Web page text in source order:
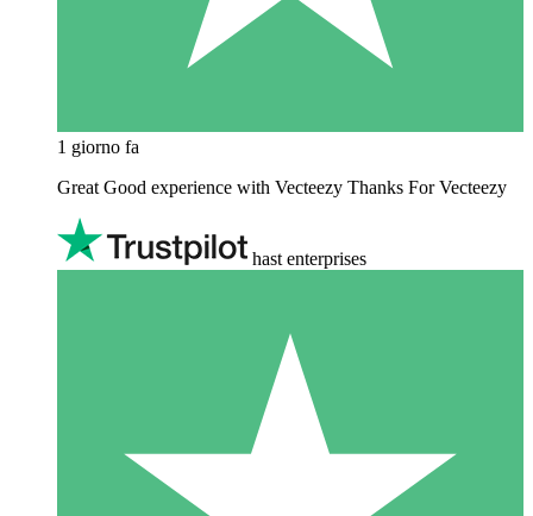
1 giorno fa
Great Good experience with Vecteezy Thanks For Vecteezy
hast enterprises